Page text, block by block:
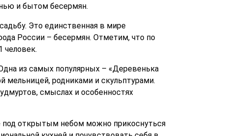
и бытом бесермян.
Это единственная в мире
России – бесермян. Отметим, что по
человек.
из самых популярных – «Деревенька
мельницей, родниками и скульптурами.
смыслах и особенностях
под открытым небом можно прикоснуться